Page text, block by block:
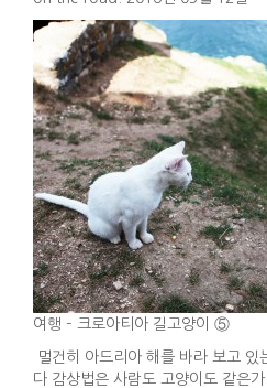
여행 – 크로아티아 길고양이 ⑤
멀건히 아드리아 해를 바라 보고 있
다 감상법은 사람도 고양이도 같